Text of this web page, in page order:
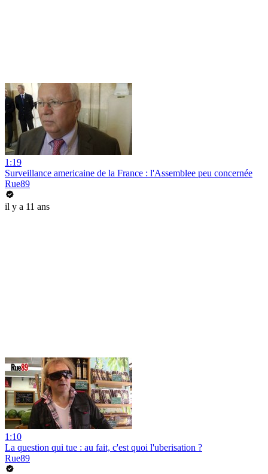
1:19
Surveillance americaine de la France : l'Assemblee peu concernée
Rue89
il y a 11 ans
1:10
La question qui tue : au fait, c'est quoi l'uberisation ?
Rue89